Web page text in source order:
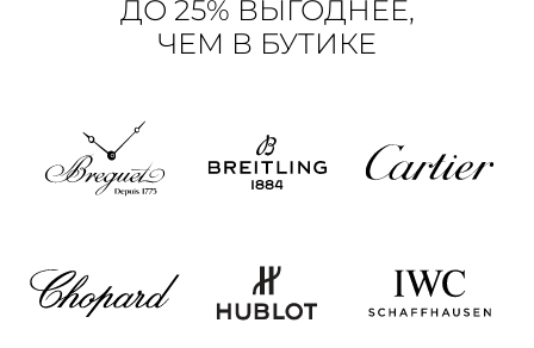
ДО 25% ВЫГОДНЕЕ,
ЧЕМ В БУТИКЕ